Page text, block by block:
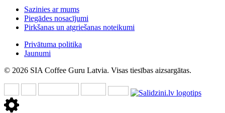
Sazinies ar mums
Piegādes nosacījumi
Pirkšanas un atgriešanas noteikumi
Privātuma politika
Jaunumi
© 2026 SIA Coffee Guru Latvia. Visas tiesības aizsargātas.